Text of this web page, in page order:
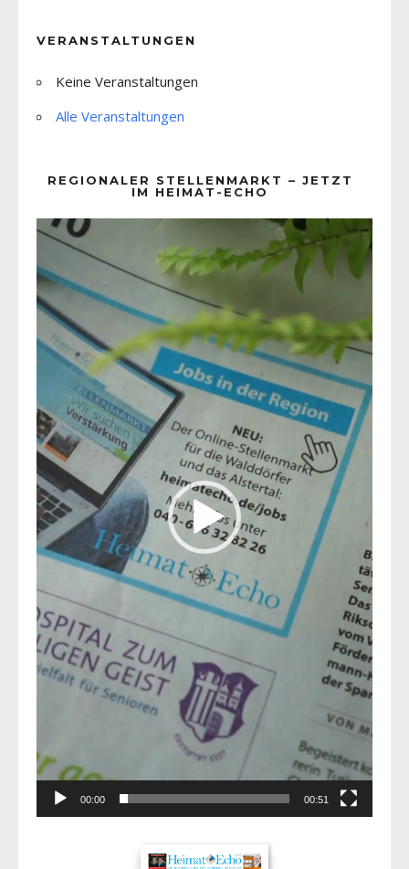
VERANSTALTUNGEN
Keine Veranstaltungen
Alle Veranstaltungen
REGIONALER STELLENMARKT – JETZT
IM HEIMAT-ECHO
Player
00:00 00:51